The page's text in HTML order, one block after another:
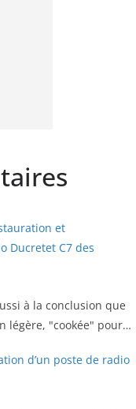
et
Ducretet C7 des
à la conclusion que
légère, "cookée" pour…
d’un poste de radio